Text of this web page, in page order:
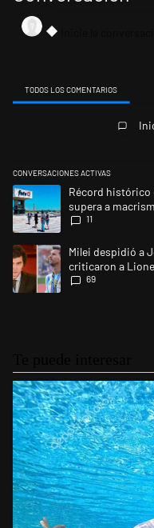
TODOS LOS COMENTARIOS
CONVERSACIONES ACTIVAS
Este listado muestra los
Un artículo de tendencia
Récord histórico
supera a
11
Un artículo de tendencia
Milei despidió a
criticaron a
Messi”
69